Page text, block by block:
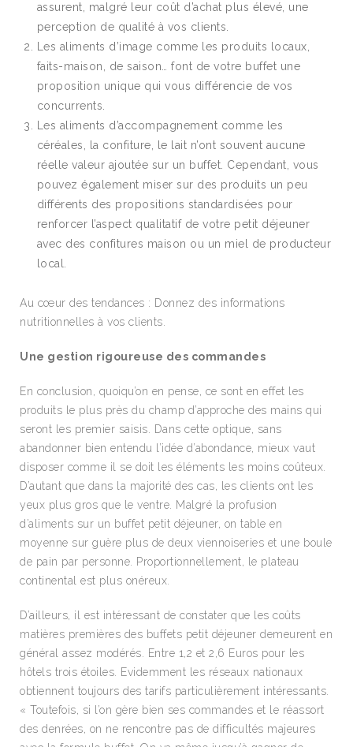
assurent, malgré leur coût d’achat plus élevé, une
perception de qualité à vos clients.
Les aliments d’image comme les produits locaux,
faits-maison, de saison… font de votre buffet une
proposition unique qui vous différencie de vos
concurrents.
Les aliments d’accompagnement comme les
céréales, la confiture, le lait n’ont souvent aucune
réelle valeur ajoutée sur un buffet. Cependant, vous
pouvez également miser sur des produits un peu
différents des propositions standardisées pour
renforcer l’aspect qualitatif de votre petit déjeuner
avec des confitures maison ou un miel de producteur
local.
Au cœur des tendances : Donnez des informations
nutritionnelles à vos clients.
Une gestion rigoureuse des commandes
En conclusion, quoiqu’on en pense, ce sont en effet les
produits le plus près du champ d’approche des mains qui
seront les premier saisis. Dans cette optique, sans
abandonner bien entendu l’idée d’abondance, mieux vaut
disposer comme il se doit les éléments les moins coûteux.
D’autant que dans la majorité des cas, les clients ont les
yeux plus gros que le ventre. Malgré la profusion
d’aliments sur un buffet petit déjeuner, on table en
moyenne sur guère plus de deux viennoiseries et une boule
de pain par personne. Proportionnellement, le plateau
continental est plus onéreux.
D’ailleurs, il est intéressant de constater que les coûts
matières premières des buffets petit déjeuner demeurent en
général assez modérés. Entre 1,2 et 2,6 Euros pour les
hôtels trois étoiles. Evidemment les réseaux nationaux
obtiennent toujours des tarifs particulièrement intéressants.
« Toutefois, si l’on gère bien ses commandes et le réassort
des denrées, on ne rencontre pas de difficultés majeures